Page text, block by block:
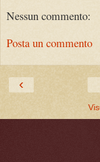
Nessun commento:
Posta un commento
‹